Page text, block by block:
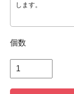
します。
個数